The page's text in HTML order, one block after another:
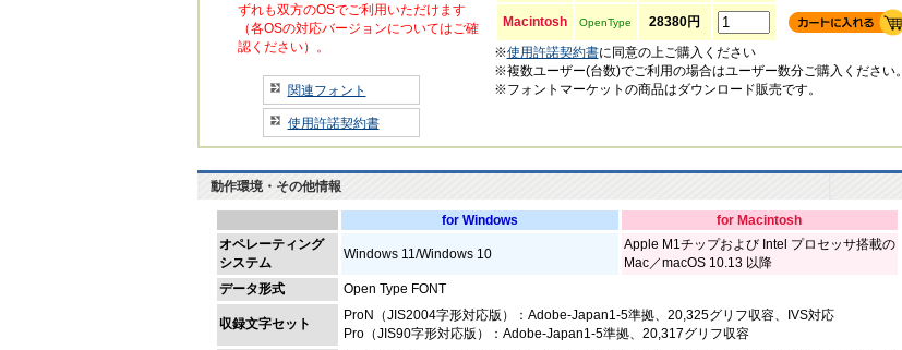
ずれも双方のOSでご利用いただけます
（各OSの対応バージョンについてはご確
認ください）。
関連フォント
使用許諾契約書
Macintosh OpenType
28380円
※使用許諾契約書に同意の上ご購入ください
※複数ユーザー(台数)でご利用の場合はユーザー数分ご購入ください。
※フォントマーケットの商品はダウンロード販売です。
動作環境・その他情報
for Windows
for Macintosh
オペレーティング
システム
Windows 11/Windows 10
Apple M1チップおよび Intel プロセッサ搭載の
Mac／macOS 10.13 以降
データ形式
Open Type FONT
収録文字セット
ProN（JIS2004字形対応版）：Adobe-Japan1-5準拠、20,325グリフ収容、IVS対応
Pro（JIS90字形対応版）：Adobe-Japan1-5準拠、20,317グリフ収容